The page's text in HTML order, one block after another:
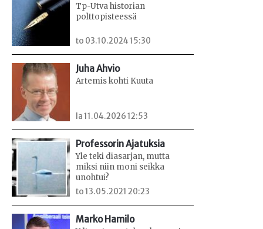
Tp-Utva historian
polttopisteessä
to 03.10.2024 15:30
Juha Ahvio
Artemis kohti Kuuta
la 11.04.2026 12:53
Professorin Ajatuksia
Yle teki diasarjan, mutta
miksi niin moni seikka
unohtui?
to 13.05.2021 20:23
Marko Hamilo